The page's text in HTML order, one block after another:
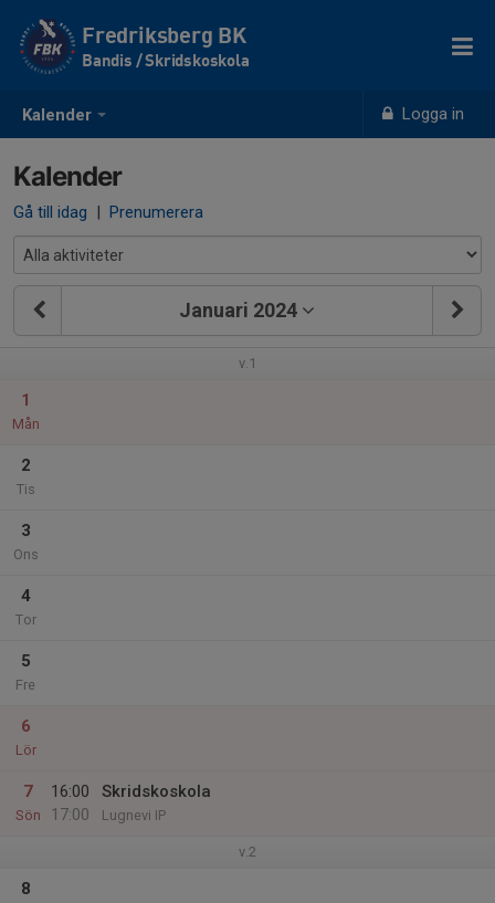
Kalender Logga in
Fredriksberg BK
Bandis / Skridskoskola
Kalender
Gå till idag | Prenumerera
Januari 2024
v.1
1
Mån
2
Tis
3
Ons
4
Tor
5
Fre
6
Lör
7
Sön
16:00
17:00
Skridskoskola
Lugnevi IP
v.2
8